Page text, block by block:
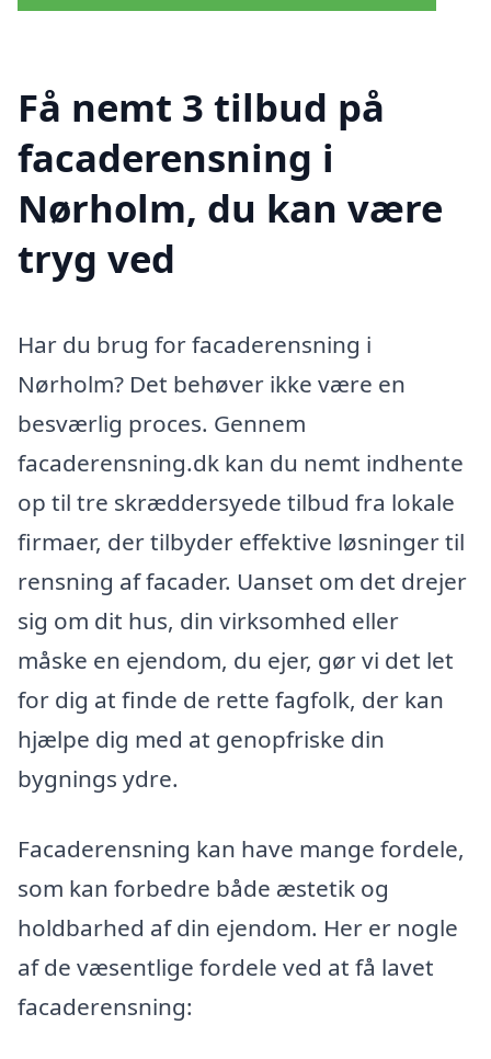
Få nemt 3 tilbud på
facaderensning i
Nørholm, du kan være
tryg ved
Har du brug for facaderensning i
Nørholm? Det behøver ikke være en
besværlig proces. Gennem
facaderensning.dk kan du nemt indhente
op til tre skræddersyede tilbud fra lokale
firmaer, der tilbyder effektive løsninger til
rensning af facader. Uanset om det drejer
sig om dit hus, din virksomhed eller
måske en ejendom, du ejer, gør vi det let
for dig at finde de rette fagfolk, der kan
hjælpe dig med at genopfriske din
bygnings ydre.
Facaderensning kan have mange fordele,
som kan forbedre både æstetik og
holdbarhed af din ejendom. Her er nogle
af de væsentlige fordele ved at få lavet
facaderensning: